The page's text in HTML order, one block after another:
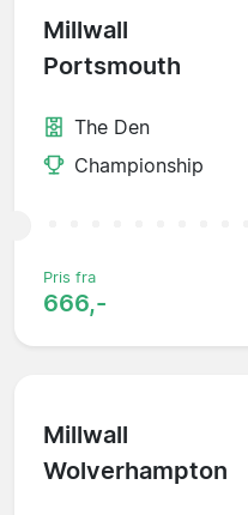
Millwall
Portsmouth
The Den
Championship
Pris fra
666,-
Millwall
Wolverhampton